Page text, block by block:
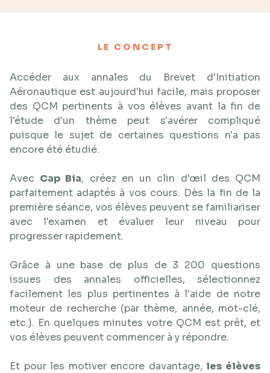
LE CONCEPT
Accéder aux annales du Brevet d'Initiation
Aéronautique est aujourd'hui facile, mais proposer
des QCM pertinents à vos élèves avant la fin de
l'étude d'un thème peut s'avérer compliqué
puisque le sujet de certaines questions n'a pas
encore été étudié.
Avec Cap Bia, créez en un clin d'œil des QCM
parfaitement adaptés à vos cours. Dès la fin de la
première séance, vos élèves peuvent se familiariser
avec l'examen et évaluer leur niveau pour
progresser rapidement.
Grâce à une base de plus de 3 200 questions
issues des annales officielles, sélectionnez
facilement les plus pertinentes à l'aide de notre
moteur de recherche (par thème, année, mot-clé,
etc.). En quelques minutes votre QCM est prêt, et
vos élèves peuvent commencer à y répondre.
Et pour les motiver encore davantage, les élèves